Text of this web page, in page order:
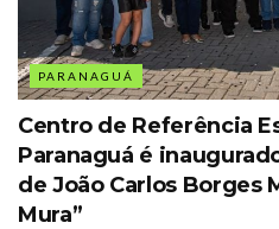
PARANAGUÁ
Centro de Referência
Paranaguá é
de João Carlos Borges
Mura”